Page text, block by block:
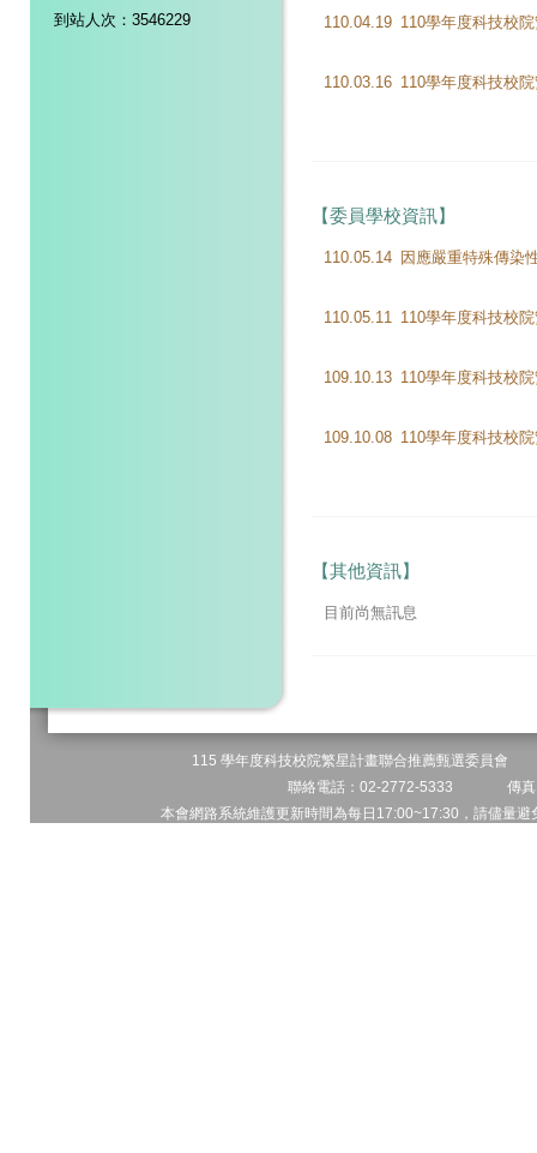
到站人次：3546229 110.04.19 110學年度科技校
110.03.16
【委員學校資訊】
110.05.14
110.05.11
109.10.13
109.10.08 110學年度科技校
【其他資訊】
目前尚無訊息
115 學年度科技校院繁星計畫聯合推薦甄選委員會
聯絡電話：02-2772-5333 傳
本會網路系統維護更新時間為每日17:00~17:30，請儘量